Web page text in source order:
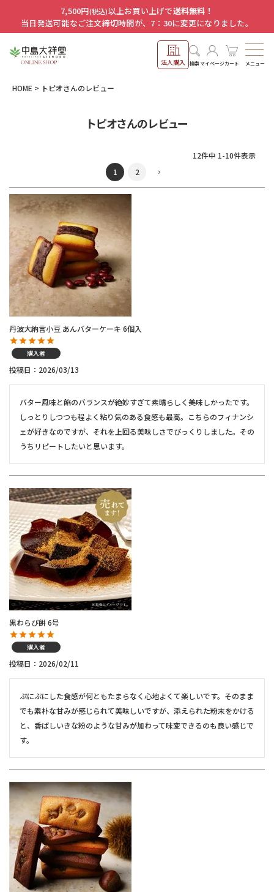
7,500円(税込)以上お買い上げで送料無料！
当日発送可能なご注文締切時間が、7：30に変更になりました。
法人購入 検索マイページカート メニュー
HOME トピオさんのレビュー
トピオさんのレビュー
12件中 1-10件表示
1
2
丹波大納言小豆 あんバターケーキ 6個入
購入者
投稿日 2026/03/13
バター風味と餡のバランスが絶妙すぎて素晴らしく美味しかったです。
しっとりしつつも程よく粘り気のある食感も最高。こちらのフィナンシ
ェが好きなのですが、それを上回る美味しさでびっくりしました。その
うちリピートしたいと思います。
黒わらび餅 6号
購入者
投稿日 2026/02/11
ぷにぷにした食感が何ともたまらなく心地よくて楽しいです。そのまま
でも素朴な甘みが感じられて美味しいですが、添えられた粉末をかける
と、香ばしいきな粉のような甘みが加わって味変できるのも良い感じで
す。